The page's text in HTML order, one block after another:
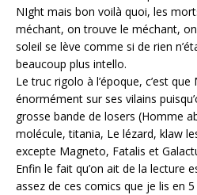
NIght mais bon voilà quoi, les
méchant, on trouve le méchant,
soleil se lève comme si de rien
beaucoup plus intello.
Le truc rigolo à l’époque, c’est
énormément sur ses vilains
grosse bande de losers (Homme
molécule, titania, Le lézard, klaw
excepte Magneto, Fatalis et
Enfin le fait qu’on ait de la lecture
assez de ces comics que je lis en